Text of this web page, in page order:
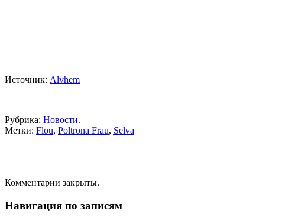
Источник: Alvhem
Рубрика: Новости.
Метки: Flou, Poltrona Frau, Selva
Комментарии закрыты.
Навигация по записям